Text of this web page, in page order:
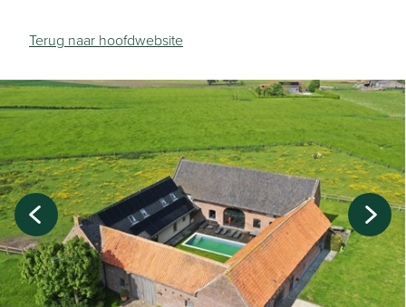
Terug naar hoofdwebsite